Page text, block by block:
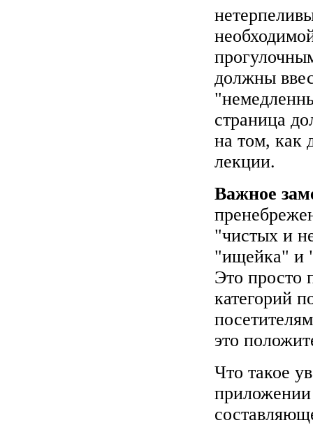
должны
страница
на том, как
лекции.
Важное
"чистых и
"ищейка" и
Это просто
категорий
это
Что такое
приложении